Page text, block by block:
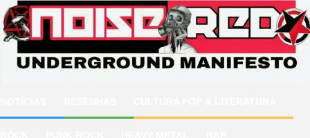
para
o
conteúdo